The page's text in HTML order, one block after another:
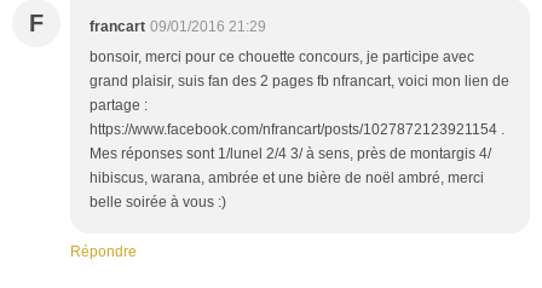
F francart 09/01/2016 21:29
bonsoir, merci pour ce chouette concours, je participe avec
grand plaisir, suis fan des 2 pages fb nfrancart, voici mon lien de
partage :
https://www.facebook.com/nfrancart/posts/1027872123921154 .
Mes réponses sont 1/lunel 2/4 3/ à sens, près de montargis 4/
hibiscus, warana, ambrée et une bière de noël ambré, merci
belle soirée à vous :)
Répondre